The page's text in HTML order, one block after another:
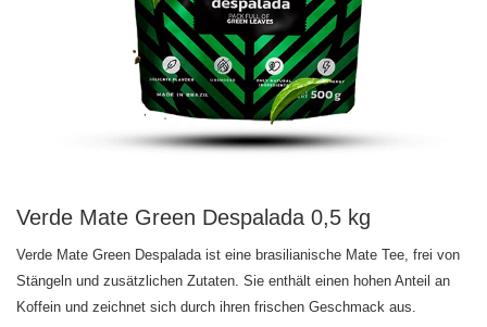
Verde Mate Green Despalada 0,5 kg
Verde Mate Green Despalada ist eine brasilianische Mate Tee, frei von
Stängeln und zusätzlichen Zutaten. Sie enthält einen hohen Anteil an
Koffein und zeichnet sich durch ihren frischen Geschmack aus.